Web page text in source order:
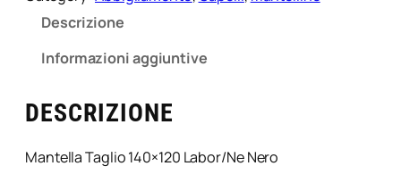
b
r
Descrizione
Informazioni aggiuntive
DESCRIZIONE
Mantella Taglio 140×120 Labor/Ne Nero